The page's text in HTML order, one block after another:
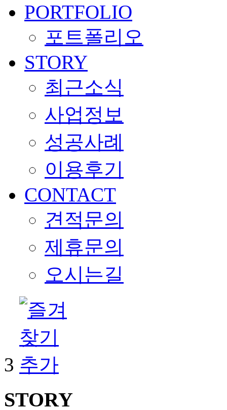
PORTFOLIO
포트폴리오
STORY
최근소식
사업정보
성공사례
이용후기
CONTACT
견적문의
제휴문의
오시는길
3
STORY